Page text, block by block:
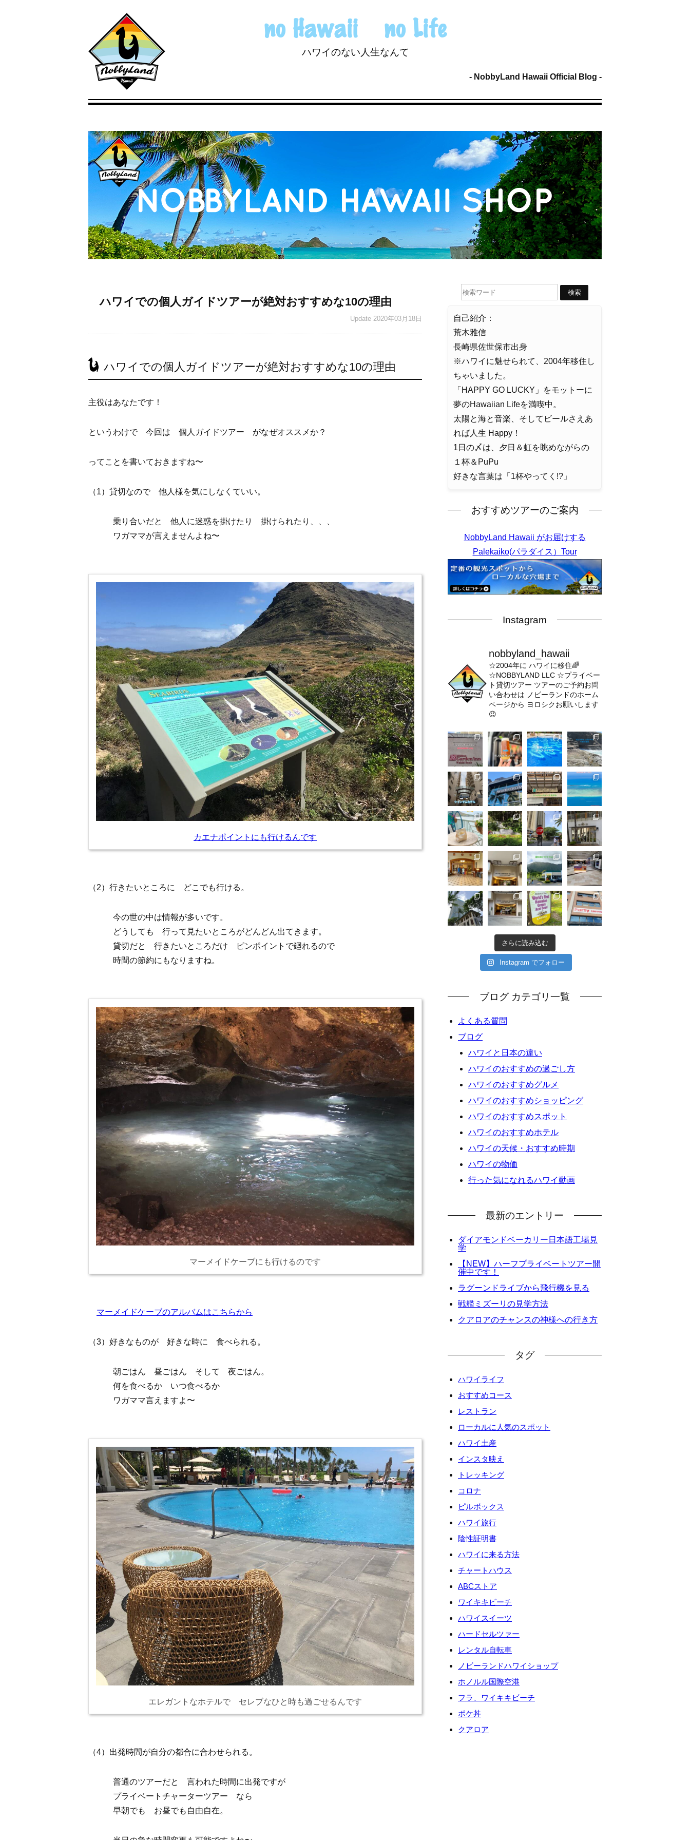
no Hawaii no Life
ハワイのない人生なんて
NobbyLand Hawaii Official Blog
ハワイでの個人ガイドツアーが絶対おすすめな10の理由
Update 2020年03月18日
ハワイでの個人ガイドツアーが絶対おすすめな10の理由
主役はあなたです！
というわけで 今回は 個人ガイドツアー がなぜオススメか？
ってことを書いておきますね〜
（1）貸切なので 他人様を気にしなくていい。
乗り合いだと 他人に迷惑を掛けたり 掛けられたり、、、
ワガママが言えませんよね〜
カエナポイントにも行けるんです
（2）行きたいところに どこでも行ける。
今の世の中は情報が多いです。
どうしても 行って見たいところがどんどん出てきます。
貸切だと 行きたいところだけ ピンポイントで廻れるので
時間の節約にもなりますね。
マーメイドケーブにも行けるのです
マーメイドケーブのアルバムはこちらから
（3）好きなものが 好きな時に 食べられる。
朝ごはん 昼ごはん そして 夜ごはん。
何を食べるか いつ食べるか
ワガママ言えますよ〜
エレガントなホテルで セレブなひと時も過ごせるんです
（4）出発時間が自分の都合に合わせられる。
普通のツアーだと 言われた時間に出発ですが
プライベートチャーターツアー なら
早朝でも お昼でも自由自在。
自己紹介：
荒木雅信
長崎県佐世保市出身
※ハワイに魅せられて、2004年移住し
ちゃいました。
「HAPPY GO LUCKY」をモットーに
夢のHawaiian Lifeを満喫中。
太陽と海と音楽、そしてビールさえあ
れば人生 Happy！
1日の〆は、夕日＆虹を眺めながらの
１杯＆PuPu
好きな言葉は「1杯やってく!?」
おすすめツアーのご案内
NobbyLand Hawaii がお届けする
Palekaiko(パラダイス）Tour
Instagram
nobbyland_hawaii
☆2004年に ハワイに移住🌈
☆NOBBYLAND LLC ☆プライベー
ト貸切ツアー ツアーのご予約お問
い合わせは ノビーランドのホーム
ページから ヨロシクお願いします
😉
さらに読み込む
Instagram でフォロー
ブログ カテゴリ一覧
よくある質問
ブログ
ハワイと日本の違い
ハワイのおすすめの過ごし方
ハワイのおすすめグルメ
ハワイのおすすめショッピング
ハワイのおすすめスポット
ハワイのおすすめホテル
ハワイの天候・おすすめ時期
ハワイの物価
行った気になれるハワイ動画
最新のエントリー
ダイアモンドベーカリー日本語工場見
学
【NEW】ハーフプライベートツアー開
催中です！
ラグーンドライブから飛行機を見る
戦艦ミズーリの見学方法
クアロアのチャンスの神様への行き方
タグ
ハワイライフ
おすすめコース
レストラン
ローカルに人気のスポット
ハワイ土産
インスタ映え
トレッキング
コロナ
ピルボックス
ハワイ旅行
陰性証明書
ハワイに来る方法
チャートハウス
ABCストア
ワイキキビーチ
ハワイスイーツ
ハードセルツァー
レンタル自転車
ノビーランドハワイショップ
ホノルル国際空港
フラ、ワイキキビーチ
ポケ丼
クアロア